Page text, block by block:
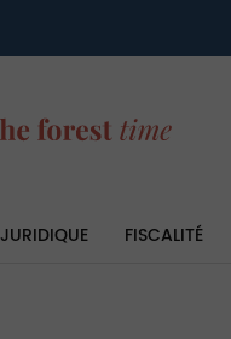
JURIDIQUE FISCALITÉ